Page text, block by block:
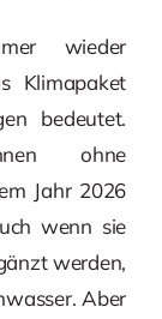
wieder
Klimapaket
bedeutet.
ohne
Jahr 2026
wenn sie
werden,
Aber